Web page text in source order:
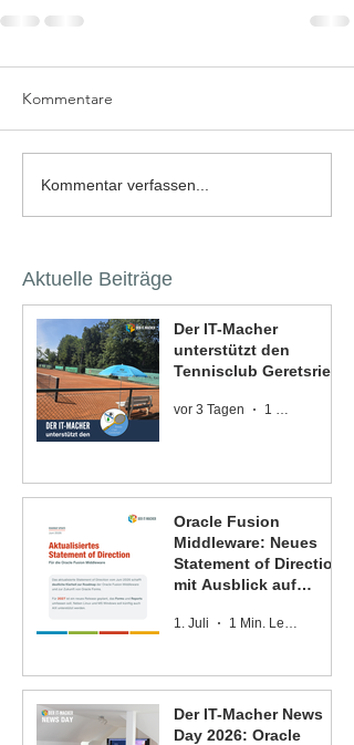
Kommentare
Kommentar verfassen...
Aktuelle Beiträge
Der IT-Macher
unterstützt den
Tennisclub Geretsried
vor 3 Tagen 1 Min. Lesezeit
Oracle Fusion
Middleware: Neues
Statement of Direction
mit Ausblick auf
Oracle Reports
1. Juli 1 Min. Lesezeit
Der IT-Macher News
Day 2026: Oracle